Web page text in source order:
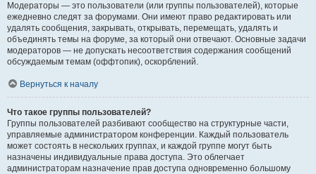
Модераторы — это пользователи (или группы пользователей), которые
ежедневно следят за форумами. Они имеют право редактировать или
удалять сообщения, закрывать, открывать, перемещать, удалять и
объединять темы на форуме, за который они отвечают. Основные задачи
модераторов — не допускать несоответствия содержания сообщений
обсуждаемым темам (оффтопик), оскорблений.
Вернуться к началу
Что такое группы пользователей?
Группы пользователей разбивают сообщество на структурные части,
управляемые администратором конференции. Каждый пользователь
может состоять в нескольких группах, и каждой группе могут быть
назначены индивидуальные права доступа. Это облегчает
администраторам назначение прав доступа одновременно большому